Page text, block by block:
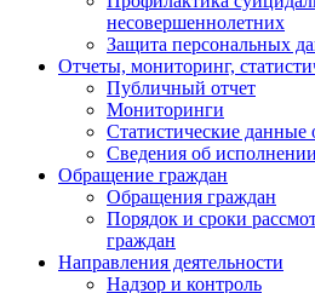
несовершеннолетних
Защита персональных
Отчеты, мониторинг,
Публичный отчет
Мониторинги
Статистические данные
Сведения об
Обращение граждан
Обращения граждан
Порядок и сроки
граждан
Направления деятельности
Надзор и контроль